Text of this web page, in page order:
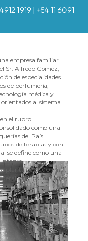
1919 | +54 11 6091
empresa familiar
Sr. Alfredo Gomez,
de especialidades
de perfumería,
médica y
al sistema
el rubro
como una
del País.
de terapias y con
se define como una
Integral.
planta de 5000 mts.,
con los más altos
de
disponiendo de un
preparación de
propia de vehículos
un servicio de
clientes en Capital y
a todo el país en